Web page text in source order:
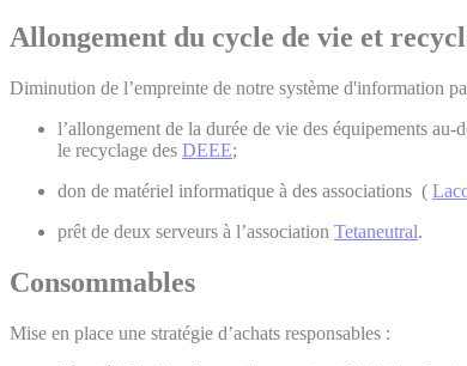
Allongement du cycle de vie et
Diminution de l’empreinte de notre système d'information
l’allongement de la durée de vie des équipements au-
le recyclage des DEEE;
don de matériel informatique à des associations (
prêt de deux serveurs à l’association Tetaneutral.
Consommables
Mise en place une stratégie d’achats responsables :